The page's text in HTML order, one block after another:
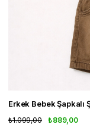
₺889,00
₺1.099,00